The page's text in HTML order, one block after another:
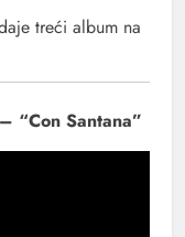
treći album na
“Con Santana”